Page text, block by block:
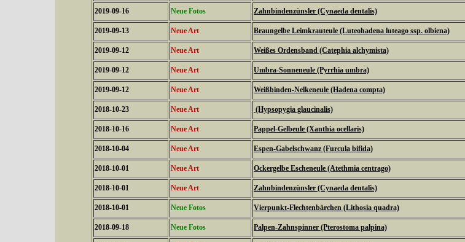
2019-09-16 Neue Fotos Zahnbindenzünsler (Cynaeda dentalis)
2019-09-13 Neue Art Braungelbe Leimkrauteule (Luteohadena luteago ssp. olbiena)
2019-09-12 Neue Art Weißes Ordensband (Catephia alchymista)
2019-09-12 Neue Art Umbra-Sonneneule (Pyrrhia umbra)
2019-09-12 Neue Art Weißbinden-Nelkeneule (Hadena compta)
2018-10-23 Neue Art (Hypsopygia glaucinalis)
2018-10-16 Neue Art Pappel-Gelbeule (Xanthia ocellaris)
2018-10-04 Neue Art Espen-Gabelschwanz (Furcula bifida)
2018-10-01 Neue Art Ockergelbe Escheneule (Atethmia centrago)
2018-10-01 Neue Art Zahnbindenzünsler (Cynaeda dentalis)
2018-10-01 Neue Fotos Vierpunkt-Flechtenbärchen (Lithosia quadra)
2018-09-18 Neue Fotos Palpen-Zahnspinner (Pterostoma palpina)